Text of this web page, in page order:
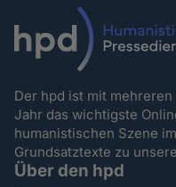
Der hpd ist mit
Jahr das wichtigste
humanistischen Szene
Grundsatztexte zu
Über den hpd